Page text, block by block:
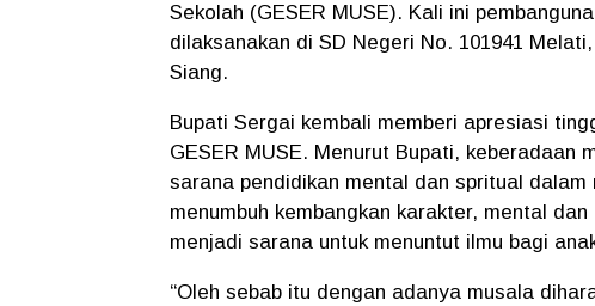
Sekolah (GESER MUSE). Kali ini
dilaksanakan di SD Negeri No. 101941
Siang.
Bupati Sergai kembali memberi apresiasi
GESER MUSE. Menurut Bupati, keberadaan
sarana pendidikan mental dan spritual
menumbuh kembangkan karakter, mental
menjadi sarana untuk menuntut ilmu bagi
“Oleh sebab itu dengan adanya musala